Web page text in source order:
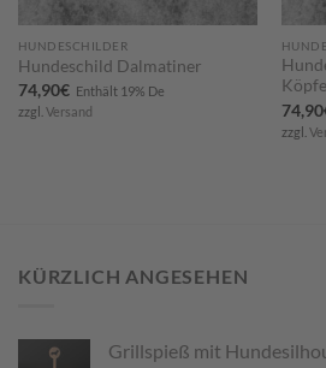
HUNDESCHILDER
Hundeschild Dalmatiner
74,90€ Enthält 19% De
zzgl. Versand
74,90
zzgl.
KÜRZLICH ANGESEHEN
Grillspieß mit